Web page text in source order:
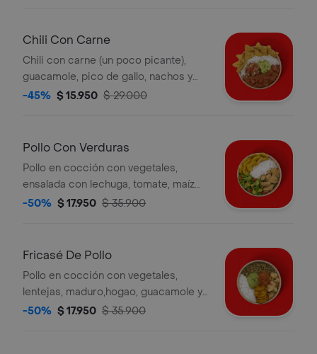
Chili Con Carne
Chili con carne (un poco picante),
guacamole, pico de gallo, nachos y
arroz blanco. la bebida tiene un costo
-45% $ 15.950 $ 29.000
Pollo Con Verduras
Pollo en cocción con vegetales,
ensalada con lechuga, tomate, maíz
salteado, arroz blanco, moneditas de
-50% $ 17.950 $ 35.900
Fricasé De Pollo
Pollo en cocción con vegetales,
lentejas, maduro,hogao, guacamole y
arroz blanco. la bebida tiene un costo
-50% $ 17.950 $ 35.900